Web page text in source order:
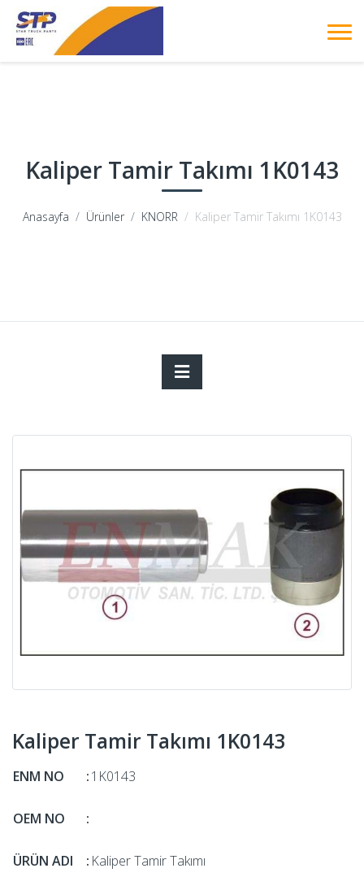
Kaliper Tamir Takımı 1K0143
Anasayfa Ürünler KNORR Kaliper Tamir Takımı 1K0143
Kaliper Tamir Takımı 1K0143
ENM NO :1K0143
OEM NO :
ÜRÜN ADI : Kaliper Tamir Takımı